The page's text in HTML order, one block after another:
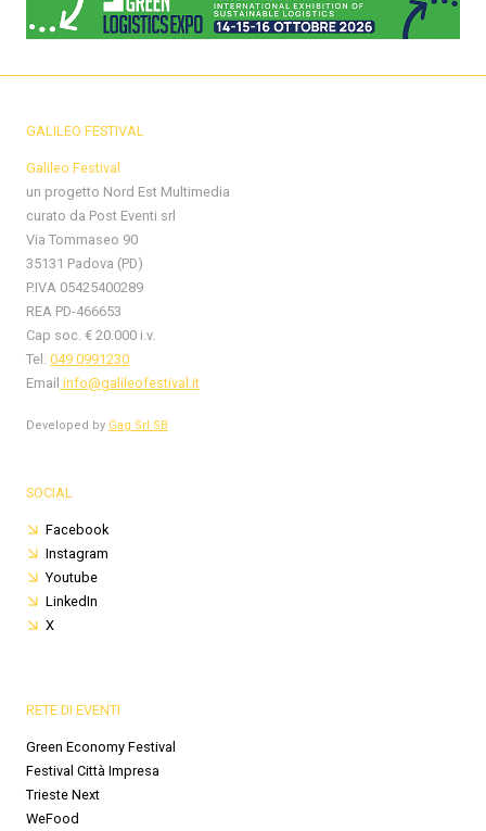
GALILEO FESTIVAL
Galileo Festival
un progetto Nord Est Multimedia
curato da Post Eventi srl
Via Tommaseo 90
35131 Padova (PD)
P.IVA 05425400289
REA PD-466653
Cap soc. € 20.000 i.v.
Tel. 049 0991230
Email info@galileofestival.it
Developed by Gag Srl SB
SOCIAL
Facebook
Instagram
Youtube
LinkedIn
X
RETE DI EVENTI
Green Economy Festival
Festival Città Impresa
Trieste Next
WeFood